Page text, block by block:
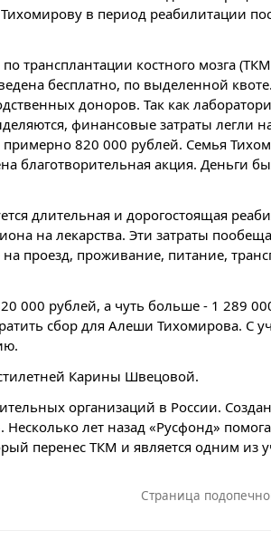
в период реабилитации
трансплантации костного мозга
бесплатно, по выделенной
доноров. Так как
финансовые затраты легли
820 000 рублей. Семья
благотворительная акция. Деньги
длительная и дорогостоящая
на лекарства. Эти затраты
проезд, проживание, питание,
000 рублей, а чуть больше - 1 289
сбор для Алеши Тихомирова. С
Карины Швецовой.
организаций в России.
лет назад «Русфонд»
перенес ТКМ и является одним из
Страница